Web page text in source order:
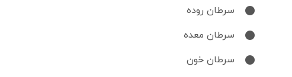
سرطان روده
سرطان معده
سرطان خون